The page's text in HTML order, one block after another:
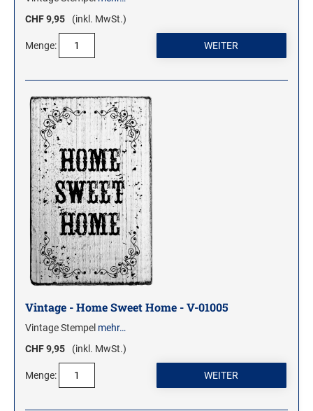
WOODIES STEMPEL
WOODIES Motivstempel
MINI WOODIES
WOODIES FARBWELT
CHF 9,95
(inkl. MwSt.)
Menge:
Vintage - Home Sweet Home - V-01005
Vintage Stempel mehr…
CHF 9,95
(inkl. MwSt.)
Menge: